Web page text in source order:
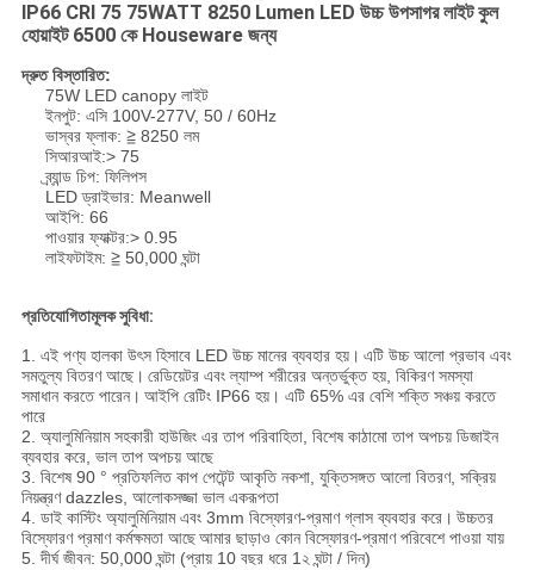
IP66 CRI 75 75WATT 8250 Lumen LED উচ্চ উপসাগর লাইট কুল
হোয়াইট 6500 কে Houseware জন্য
দ্রুত বিস্তারিত:
75W LED canopy লাইট
ইনপুট: এসি 100V-277V, 50 / 60Hz
ভাস্বর ফ্লাক: ≧ 8250 লম
সিআরআই:> 75
ব্র্যান্ড চিপ: ফিলিপস
LED ড্রাইভার: Meanwell
আইপি: 66
পাওয়ার ফ্যাক্টর:> 0.95
লাইফটাইম: ≧ 50,000 ঘন্টা
প্রতিযোগিতামূলক সুবিধা:
1. এই পণ্য হালকা উৎস হিসাবে LED উচ্চ মানের ব্যবহার হয়। এটি উচ্চ আলো প্রভাব এবং
সমতুল্য বিতরণ আছে। রেডিয়েটর এবং ল্যাম্প শরীরের অন্তর্ভুক্ত হয়, বিকিরণ সমস্যা
সমাধান করতে পারেন। আইপি রেটিং IP66 হয়। এটি 65% এর বেশি শক্তি সঞ্চয় করতে
পারে
2. অ্যালুমিনিয়াম সহকারী হাউজিং এর তাপ পরিবাহিতা, বিশেষ কাঠামো তাপ অপচয় ডিজাইন
ব্যবহার করে, ভাল তাপ অপচয় আছে
3. বিশেষ 90 ° প্রতিফলিত কাপ পেটেন্ট আকৃতি নকশা, যুক্তিসঙ্গত আলো বিতরণ, সক্রিয়
নিয়ন্ত্রণ dazzles, আলোকসজ্জা ভাল একরূপতা
4. ডাই কাস্টিং অ্যালুমিনিয়াম এবং 3mm বিস্ফোরণ-প্রমাণ গ্লাস ব্যবহার করে। উচ্চতর
বিস্ফোরণ প্রমাণ কর্মক্ষমতা আছেআমার ছাড়াও কোন বিস্ফোরণ-প্রমাণ পরিবেশে পাওয়া যায়
5. দীর্ঘ জীবন: 50,000 ঘন্টা (প্রায় 10 বছর ধরে 1২ ঘন্টা / দিন)